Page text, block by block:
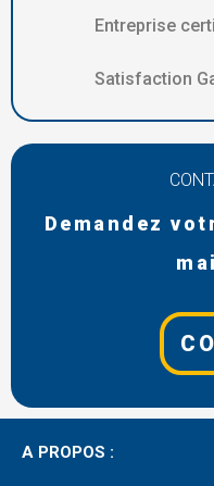
Entreprise
Satisfaction
Demandez
A PROPOS :